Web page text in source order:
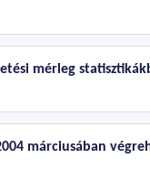
mérleg
márciusában